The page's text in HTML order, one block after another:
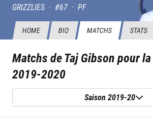
GRIZZLIES · #67 · PF
HOME BIO MATCHS STATS
Matchs deTaj Gibsonpour
2019-2020
Saison 2019-20